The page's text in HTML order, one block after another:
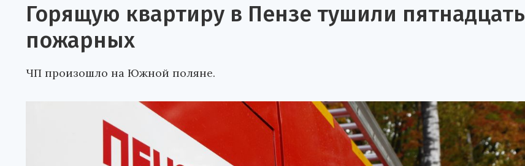
Горящую квартиру в Пензе тушили пятнадцать
пожарных
ЧП произошло на Южной поляне.